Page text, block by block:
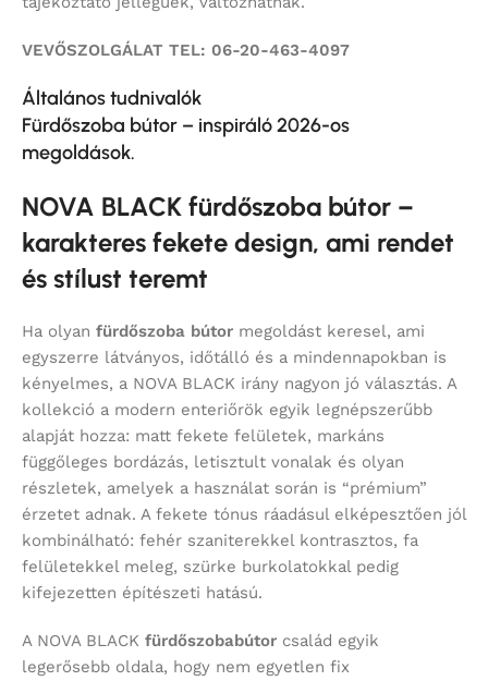
VEVŐSZOLGÁLAT TEL: 06-20-463-4097
Általános tudnivalók
Fürdőszoba bútor – inspiráló 2026-os
megoldások.
NOVA BLACK fürdőszoba bútor –
karakteres fekete design, ami rendet
és stílust teremt
Ha olyan fürdőszoba bútor megoldást keresel, ami
egyszerre látványos, időtálló és a mindennapokban is
kényelmes, a NOVA BLACK irány nagyon jó választás. A
kollekció a modern enteriőrök egyik legnépszerűbb
alapját hozza: matt fekete felületek, markáns
függőleges bordázás, letisztult vonalak és olyan
részletek, amelyek a használat során is “prémium”
érzetet adnak. A fekete tónus ráadásul elképesztően jól
kombinálható: fehér szaniterekkel kontrasztos, fa
felületekkel meleg, szürke burkolatokkal pedig
kifejezetten építészeti hatású.
A NOVA BLACK fürdőszobabútor család egyik
legerősebb oldala, hogy nem egyetlen fix